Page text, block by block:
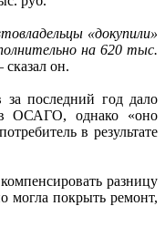
«докупили»
на 620 тыс.
он.
последний год дало
ОСАГО, однако «оно
в результате
разницу
могла покрыть ремонт,